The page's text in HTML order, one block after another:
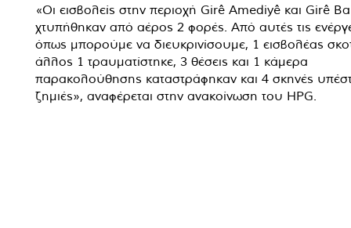
«Οι εισβολείς στην περιοχή Girê Amediyê και Girê
χτυπήθηκαν από αέρος 2 φορές. Από αυτές τις
όπως μπορούμε να διευκρινίσουμε, 1 εισβολέας
άλλος 1 τραυματίστηκε, 3 θέσεις και 1 κάμερα
παρακολούθησης καταστράφηκαν και 4 σκηνές
ζημιές», αναφέρεται στην ανακοίνωση του HPG.